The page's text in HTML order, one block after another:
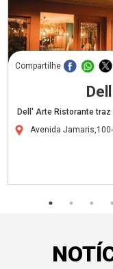
Compartilhe
Dell' Arte Ristorante
Avenida